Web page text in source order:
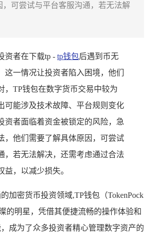
，可尝试与平台客服沟通，若无法解
资者在下载tp - tp钱包后遇到币无
这一情况让投资者陷入困境，他们
，TP钱包在数字货币交易中较为
可能涉及技术故障、平台规则变化
资者面临着资金被锁定的风险，急
，他们需要了解具体原因，可尝试
，若无法解决，还需考虑通过合法
益，以减少损失。
加密货币投资领域,TP钱包（TokenPock
的明星，凭借其便捷流畅的操作体验和
成为了众多投资者精心管理数字资产的